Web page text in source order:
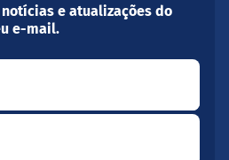
e atualizações do
e-mail.